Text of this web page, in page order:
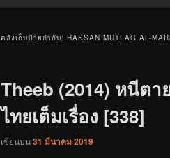
คลังเก็บป้ายกำกับ: HASSAN MUTLAG AL-
Theeb (2014) หนีต
ไทยเต็มเรื่อง [338]
เขียนบน31 มีนาคม 2019